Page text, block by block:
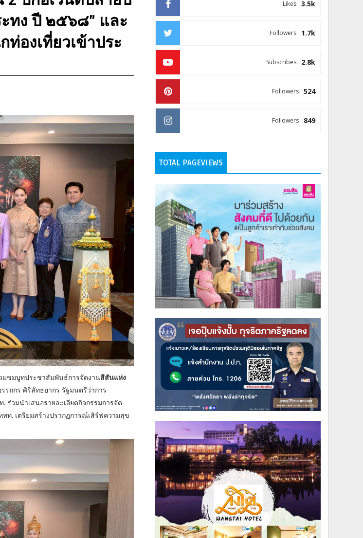
ทง ปี ๒๕๖๘” และ
ท่องเที่ยวเข้าประ
ชมบูทประชาสัมพันธ์การจัดงานสีสันแห่ง
รถกร ศิริลัทธยากร รัฐมนตรีว่าการ
ร่วมนำเสนอรายละเอียดกิจกรรมการจัด
ท. เตรียมสร้างปรากฏการณ์เสิร์ฟความสุข
3.5k
Likes
1.7k
Followers
2.8k
Subscribes
524
Followers
849
Followers
TOTAL PAGEVIEWS